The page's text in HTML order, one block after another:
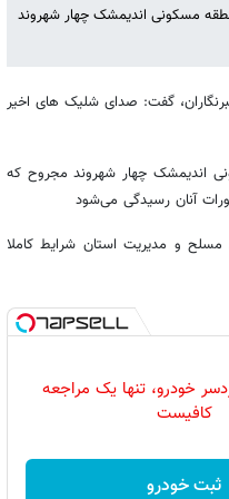
مسکونی اندیمشک چهار شهروند
سه شنبه ۲۹ اردیبهشت در جمع خبرنگاران، گفت: صدای شلیک های اخیر
اندیمشک چهار شهروند مجروح که
آنان رسیدگی می‌شود
مسلح و مدیریت استان شرایط کاملا
خودرو، تنها یک مراجعه
کافیست
ثبت خودرو